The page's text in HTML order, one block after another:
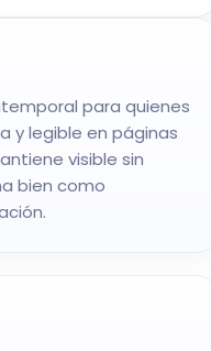
para quienes
y legible en páginas
visible sin
bien como